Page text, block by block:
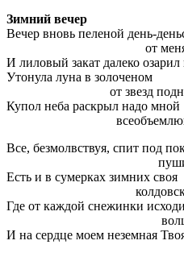
Зимний вечер
Вечер вновь пеленой день-
от меня
И лиловый закат далеко озарил
Утонула луна в золоченом
от звезд
Купол неба раскрыл надо мной
всеобъемлющий
Все, безмолвствуя, спит под
пушистого
Есть и в сумерках зимних своя
колдовская
Где от каждой снежинки
волшебная
И на сердце моем неземная